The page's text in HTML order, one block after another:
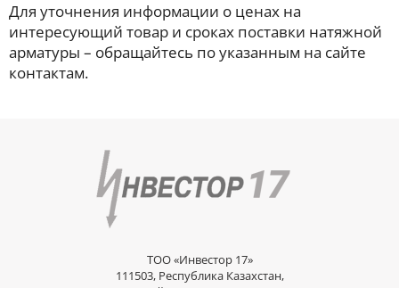
Для уточнения информации о ценах на
интересующий товар и сроках поставки натяжной
арматуры – обращайтесь по указанным на сайте
контактам.
ТОО «Инвестор 17»
111503, Республика Казахстан,